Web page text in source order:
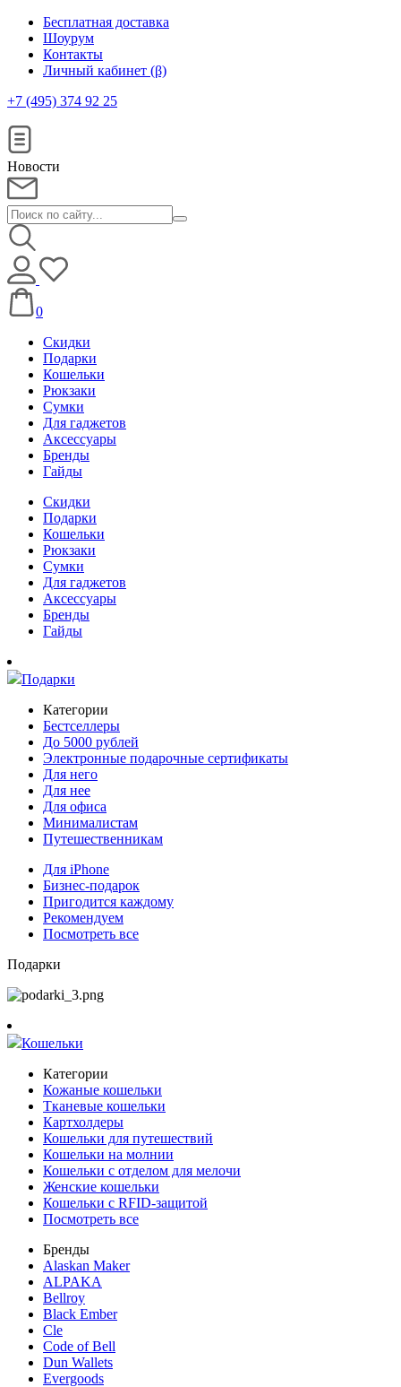
Бесплатная доставка
Шоурум
Контакты
Личный кабинет (β)
+7 (495) 374 92 25
Новости
0
Скидки
Подарки
Кошельки
Рюкзаки
Сумки
Для гаджетов
Аксессуары
Бренды
Гайды
Скидки
Подарки
Кошельки
Рюкзаки
Сумки
Для гаджетов
Аксессуары
Бренды
Гайды
Подарки
Категории
Бестселлеры
До 5000 рублей
Электронные подарочные сертификаты
Для него
Для нее
Для офиса
Минималистам
Путешественникам
Для iPhone
Бизнес-подарок
Пригодится каждому
Рекомендуем
Посмотреть все
Подарки
Кошельки
Категории
Кожаные кошельки
Тканевые кошельки
Картхолдеры
Кошельки для путешествий
Кошельки на молнии
Кошельки с отделом для мелочи
Женские кошельки
Кошельки с RFID-защитой
Посмотреть все
Бренды
Alaskan Maker
ALPAKA
Bellroy
Black Ember
Cle
Code of Bell
Dun Wallets
Evergoods